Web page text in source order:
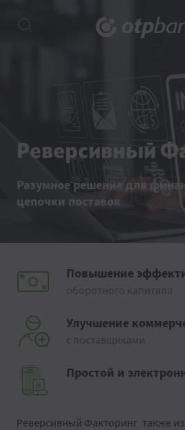
Реверсивный
Разумное решение для
цепочки поставок
Повышение
оборотного капитала
Улучшение
с поставщиками
Простой и
Реверсивный Факторинг также